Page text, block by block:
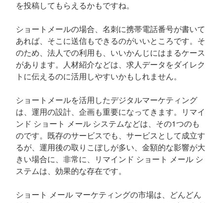
を投稿してもらえるかもですね。
ショートメールの場合、名刺に携帯電話番号が書いて
あれば、そこに送信もできるのがいいところです。そ
のため、法人での利用も、いいかんじにはまるケース
があります。人材紹介などは、求人データをダイレク
トに伝えるのに活用しやすいかもしれません。
ショートメールを活用したデジタルマーケティング
は、運用の設計、企画も重要になってきます。リマイ
ンド ショート メール システムなどは、その1つのも
のです。既存のサービスでも、サービスとして成立す
るが、運用後の取りこぼしが多い、金額的な影響が大
きい場合に、非常に、リマインド ショート メール シ
ステムは、効果的な存在です。
ショート メール マーケティングの市場は、どんどん